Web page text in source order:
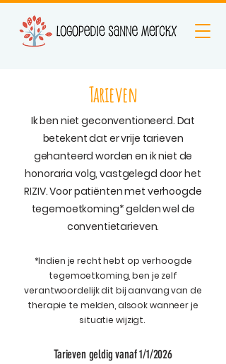
Tarieven
Ik ben niet geconventioneerd. Dat
betekent dat er vrije tarieven
gehanteerd worden en ik niet de
honoraria volg, vastgelegd door het
RIZIV. Voor patiënten met verhoogde
tegemoetkoming* gelden wel de
conventietarieven.
*Indien je recht hebt op verhoogde
tegemoetkoming, ben je zelf
verantwoordelijk dit bij aanvang van de
therapie te melden, alsook wanneer je
situatie wijzigt.
Tarieven geldig vanaf 1/1/2026